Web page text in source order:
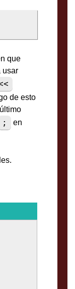
que
usar
de esto
;
en